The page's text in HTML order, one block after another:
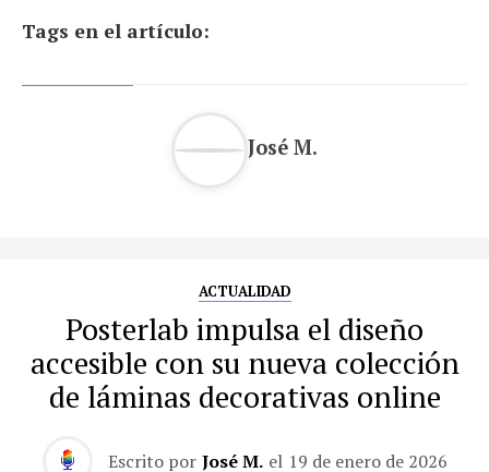
Tags en el artículo:
José M.
ACTUALIDAD
Posterlab impulsa el diseño
accesible con su nueva colección
de láminas decorativas online
Escrito por José M. el 19 de enero de 2026